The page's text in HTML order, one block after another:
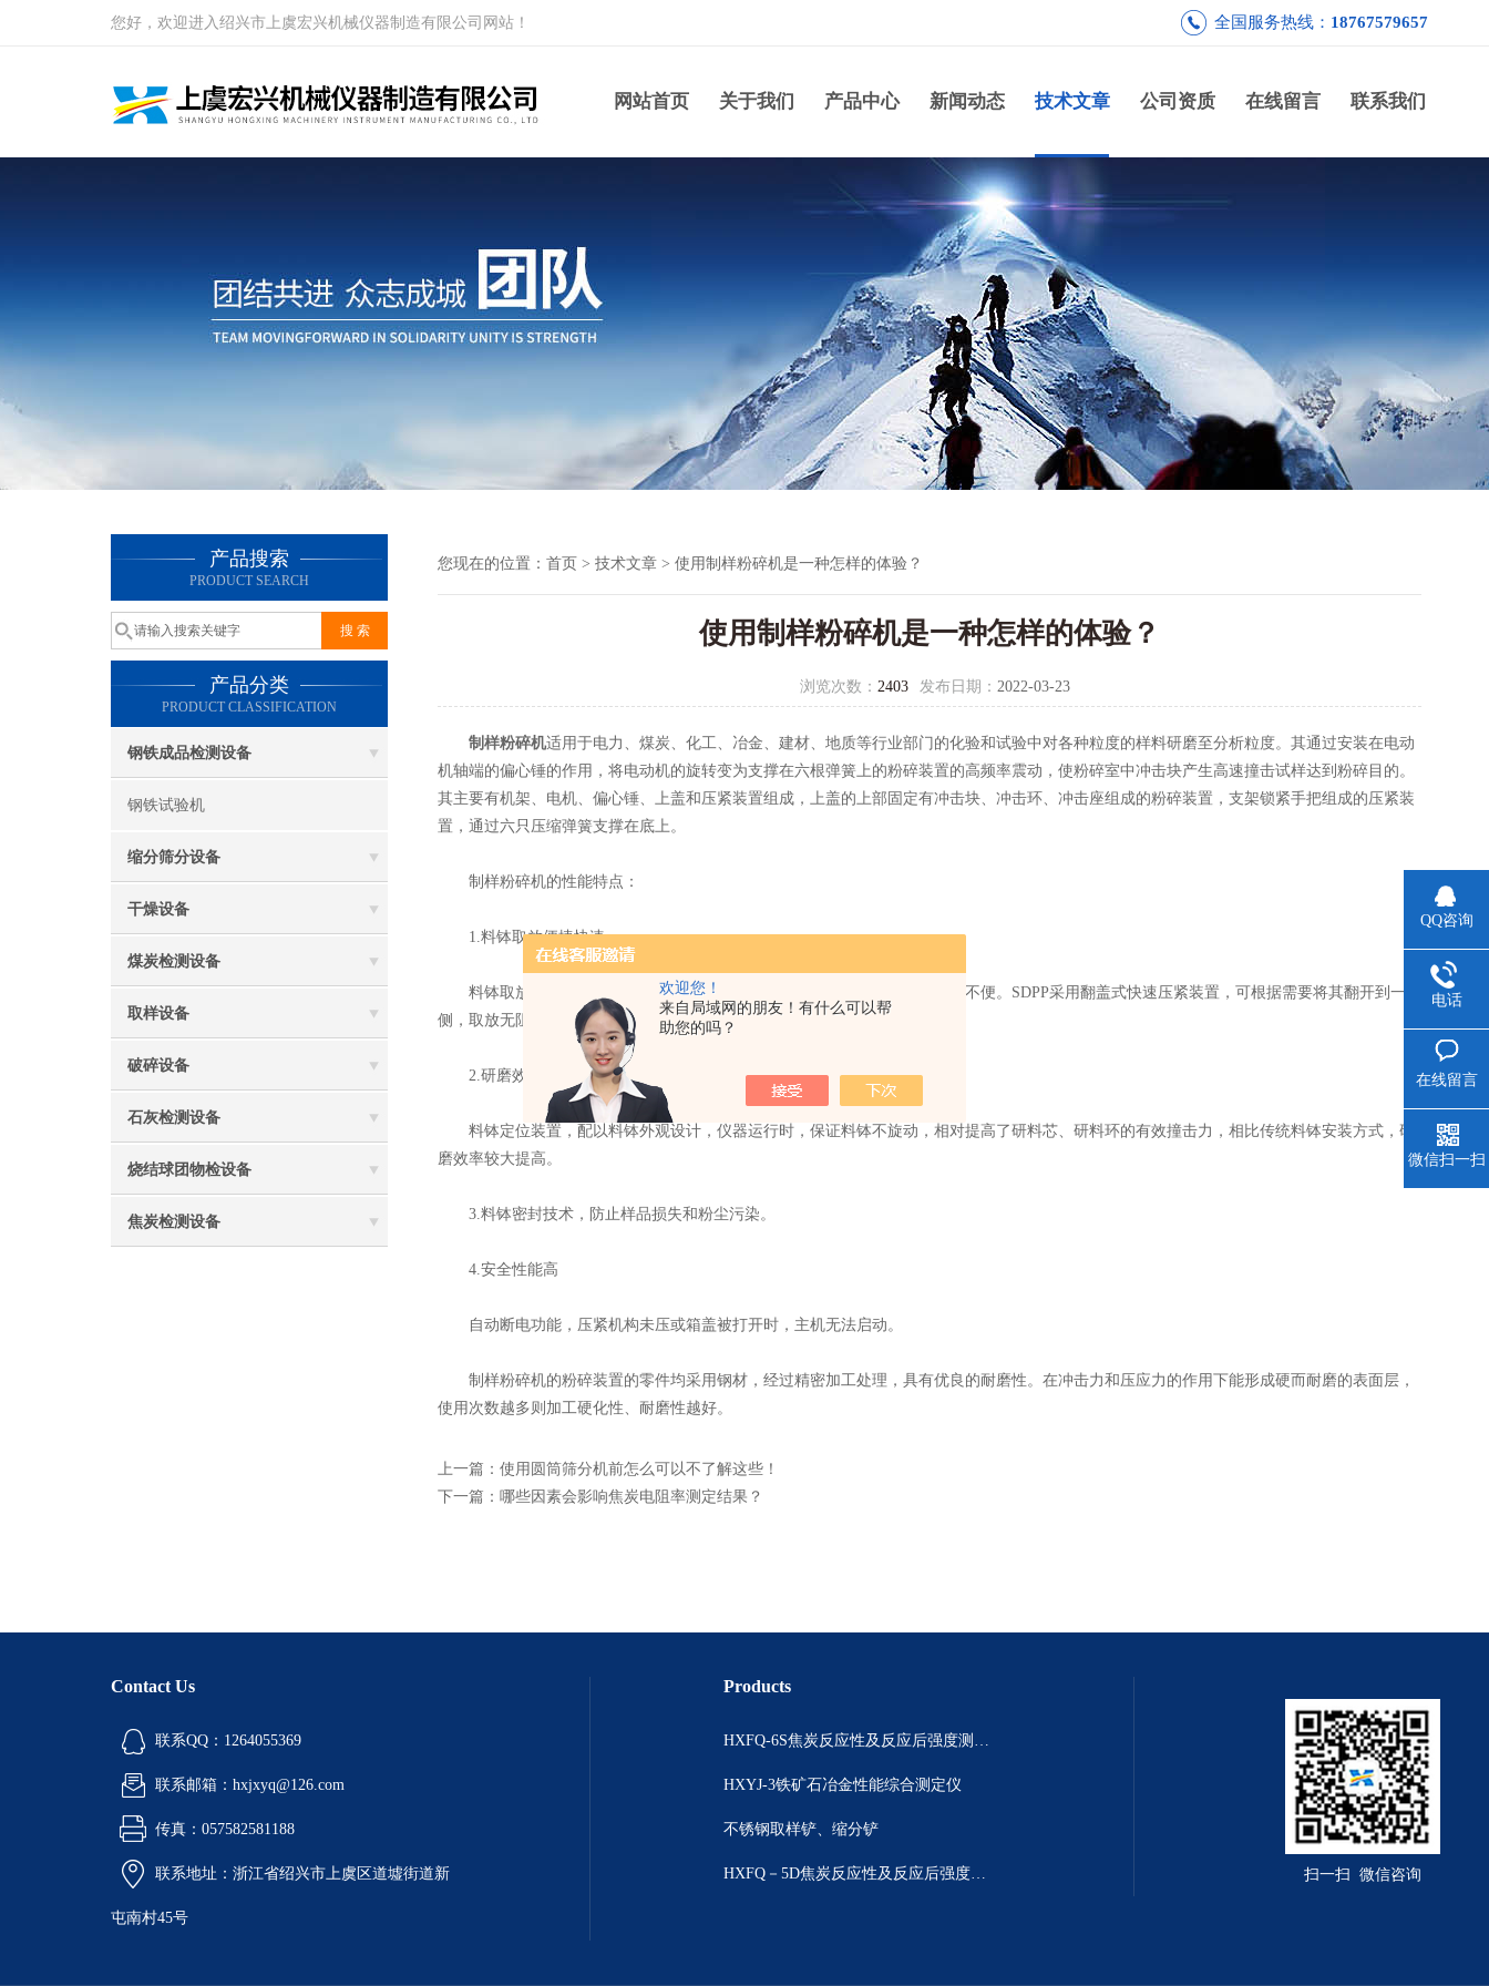
欢迎您！
来自局域网的朋友！有什么可以帮
助您的吗？
您好，欢迎进入绍兴市上虞宏兴机械仪器制造有限公司网站！ 全国服务热线： 18767579657
网站首页 关于我们 产品中心 新闻动态 技术文章 公司资质 在线留言 联系我们
产品搜索
PRODUCT SEARCH
产品分类
PRODUCT CLASSIFICATION
钢铁成品检测设备
钢铁试验机
缩分筛分设备
干燥设备
煤炭检测设备
取样设备
破碎设备
石灰检测设备
烧结球团物检设备
焦炭检测设备
您现在的位置： 首页 > 技术文章 > 使用制样粉碎机是一种怎样的体验？
使用制样粉碎机是一种怎样的体验？
浏览次数： 2403 发布日期： 2022-03-23
制样粉碎机适用于电力、煤炭、化工、冶金、建材、地质等行业部门的化验和试验中对各种粒度的样料研磨至分析粒度。其通过安装在电动
机轴端的偏心锤的作用，将电动机的旋转变为支撑在六根弹簧上的粉碎装置的高频率震动，使粉碎室中冲击块产生高速撞击试样达到粉碎目的。
其主要有机架、电机、偏心锤、上盖和压紧装置组成，上盖的上部固定有冲击块、冲击环、冲击座组成的粉碎装置，支架锁紧手把组成的压紧装
置，通过六只压缩弹簧支撑在底上。
制样粉碎机的性能特点：
1.料钵取放便捷快速
料钵取放时，一般制样粉碎机压紧机构紧挨其上方，取放时需避开，操作不便。SDPP采用翻盖式快速压紧装置，可根据需要将其翻开到一
侧，取放无阻挡。再辅以锁紧手柄，可轻松快速压紧料钵，操作方便。
2.研磨效率高
料钵定位装置，配以料钵外观设计，仪器运行时，保证料钵不旋动，相对提高了研料芯、研料环的有效撞击力，相比传统料钵安装方式，研
磨效率较大提高。
3.料钵密封技术，防止样品损失和粉尘污染。
4.安全性能高
自动断电功能，压紧机构未压或箱盖被打开时，主机无法启动。
制样粉碎机的粉碎装置的零件均采用钢材，经过精密加工处理，具有优良的耐磨性。在冲击力和压应力的作用下能形成硬而耐磨的表面层，
使用次数越多则加工硬化性、耐磨性越好。
上一篇： 使用圆筒筛分机前怎么可以不了解这些！
下一篇： 哪些因素会影响焦炭电阻率测定结果？
Contact Us
联系QQ：1264055369
联系邮箱：hxjxyq@126.com
传真：057582581188
联系地址：浙江省绍兴市上虞区道墟街道新
屯南村45号
Products
HXFQ-6S焦炭反应性及反应后强度测定仪（双炉）
HXYJ-3铁矿石冶金性能综合测定仪
不锈钢取样铲、缩分铲
HXFQ－5D焦炭反应性及反应后强度测定仪 扫一扫 微信咨询
QQ咨询
电话
在线留言
微信扫一扫